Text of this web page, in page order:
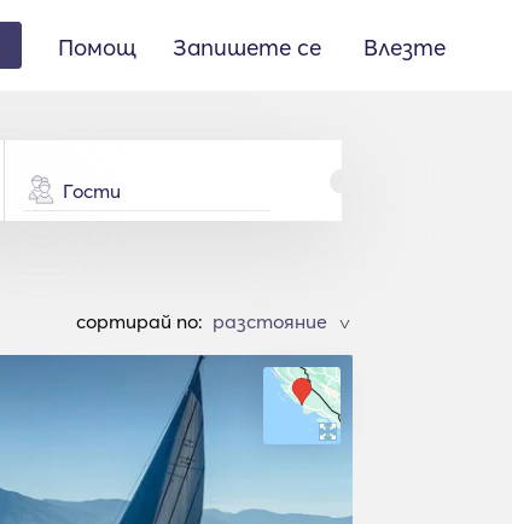
Помощ Запишете се Влезте
Гости
cортирай по: >